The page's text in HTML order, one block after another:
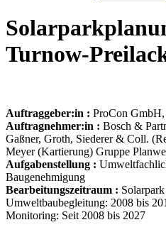
Turnow-
Auftraggeber:in : ProCon
Auftragnehmer:in : Bosch &
Gaßner, Groth, Siederer & Coll.
Meyer (Kartierung) Gruppe
Aufgabenstellung :
Baugenehmigung
Bearbeitungszeitraum :
Umweltbaubegleitung: 2008 bis
Monitoring: Seit 2008 bis 2027